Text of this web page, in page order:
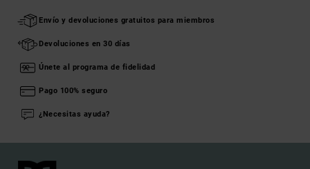
Envío y devoluciones gratuitos para miembros
Devoluciones en 30 días
Únete al programa de fidelidad
Pago 100% seguro
¿Necesitas ayuda?